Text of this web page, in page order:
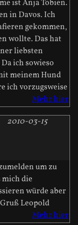
ist Anja Tobien.
in Davos. Ich
gekommen,
wollte. Das hat
liebsten
ich sowieso
meinem Hund
ich vorzugsweise
Mehr hier
2010-03-15
um zu
mich die
würde aber
Leopold
Mehr hier